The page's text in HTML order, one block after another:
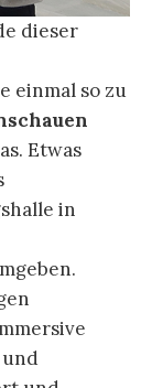
dieser
einmal so zu
Etwas
in